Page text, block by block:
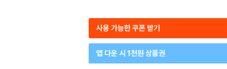
사용 가능한 쿠폰 받기
앱 다운 시 1천원 상품권